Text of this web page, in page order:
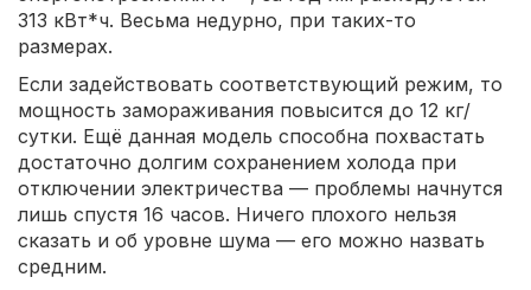
313 кВт*ч. Весьма недурно, при таких-то
размерах.
Если задействовать соответствующий режим, то
мощность замораживания повысится до 12 кг/
сутки. Ещё данная модель способна похвастать
достаточно долгим сохранением холода при
отключении электричества — проблемы начнутся
лишь спустя 16 часов. Ничего плохого нельзя
сказать и об уровне шума — его можно назвать
средним.